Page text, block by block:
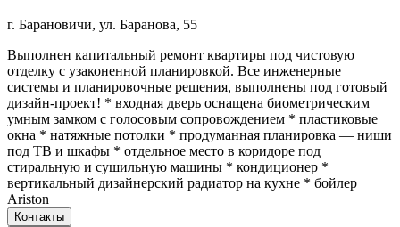
г. Барановичи, ул. Баранова, 55
Выполнен капитальный ремонт квартиры под чистовую
отделку с узаконенной планировкой. Все инженерные
системы и планировочные решения, выполнены под готовый
дизайн-проект! * входная дверь оснащена биометрическим
умным замком с голосовым сопровождением * пластиковые
окна * натяжные потолки * продуманная планировка — ниши
под ТВ и шкафы * отдельное место в коридоре под
стиральную и сушильную машины * кондиционер *
вертикальный дизайнерский радиатор на кухне * бойлер
Ariston
Контакты